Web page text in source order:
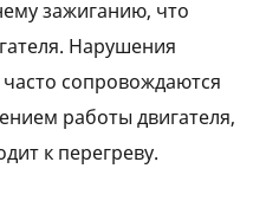
зажиганию, что
Нарушения
сопровождаются
работы двигателя,
к перегреву.